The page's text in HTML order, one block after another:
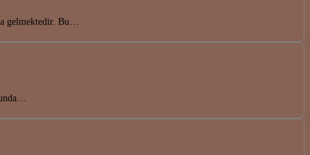
gelmektedir. Bu…